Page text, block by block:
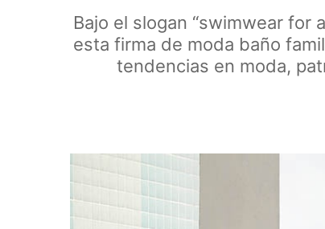
Bajo el slogan “swimwear for
esta firma de moda baño
tendencias en moda,